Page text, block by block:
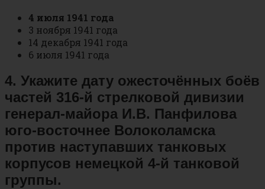
4 июля 1941 года
3 ноября 1941 года
14 декабря 1941 года
6 июля 1941 года
4. Укажите дату ожесточённых боёв
частей 316-й стрелковой дивизии
генерал-майора И.В. Панфилова
юго-восточнее Волоколамска
против наступавших танковых
корпусов немецкой 4-й танковой
группы.